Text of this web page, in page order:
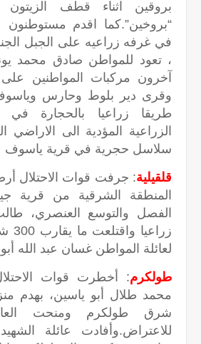
بروقين اثناء قطف
“بروخين”.كما اقدم مستوطنون
في غرفه زراعيه على الجبل
، تعود للمواطن صادق محمد
آخرون مركبات المواطنين
وقرى دير بلوط وحارس
طريقا زراعيا بالحجارة في
الزراعية المؤدية الى الاراضي
سلاسل حجرية في قرية ياسوف
قلقيلية: جرفت قوات الاحتلال
المنطقة الشرقية من قرية
لعائلة المواطن غسان عبد الله
طولكرم: أخطرت قوات
محمد طلال أبو ياسين، بهدم
للاعتراض.وأفادت عائلة